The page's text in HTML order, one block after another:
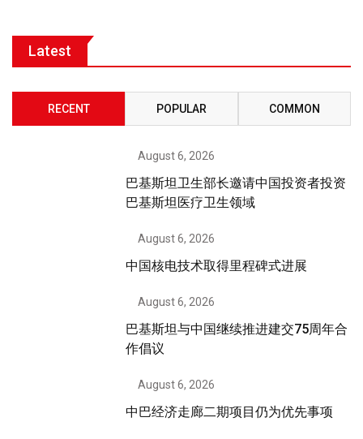
Latest
RECENT POPULAR COMMON
August 6, 2026
巴基斯坦卫生部长邀请中国投资者投资
巴基斯坦医疗卫生领域
August 6, 2026
中国核电技术取得里程碑式进展
August 6, 2026
巴基斯坦与中国继续推进建交75周年合
作倡议
August 6, 2026
中巴经济走廊二期项目仍为优先事项